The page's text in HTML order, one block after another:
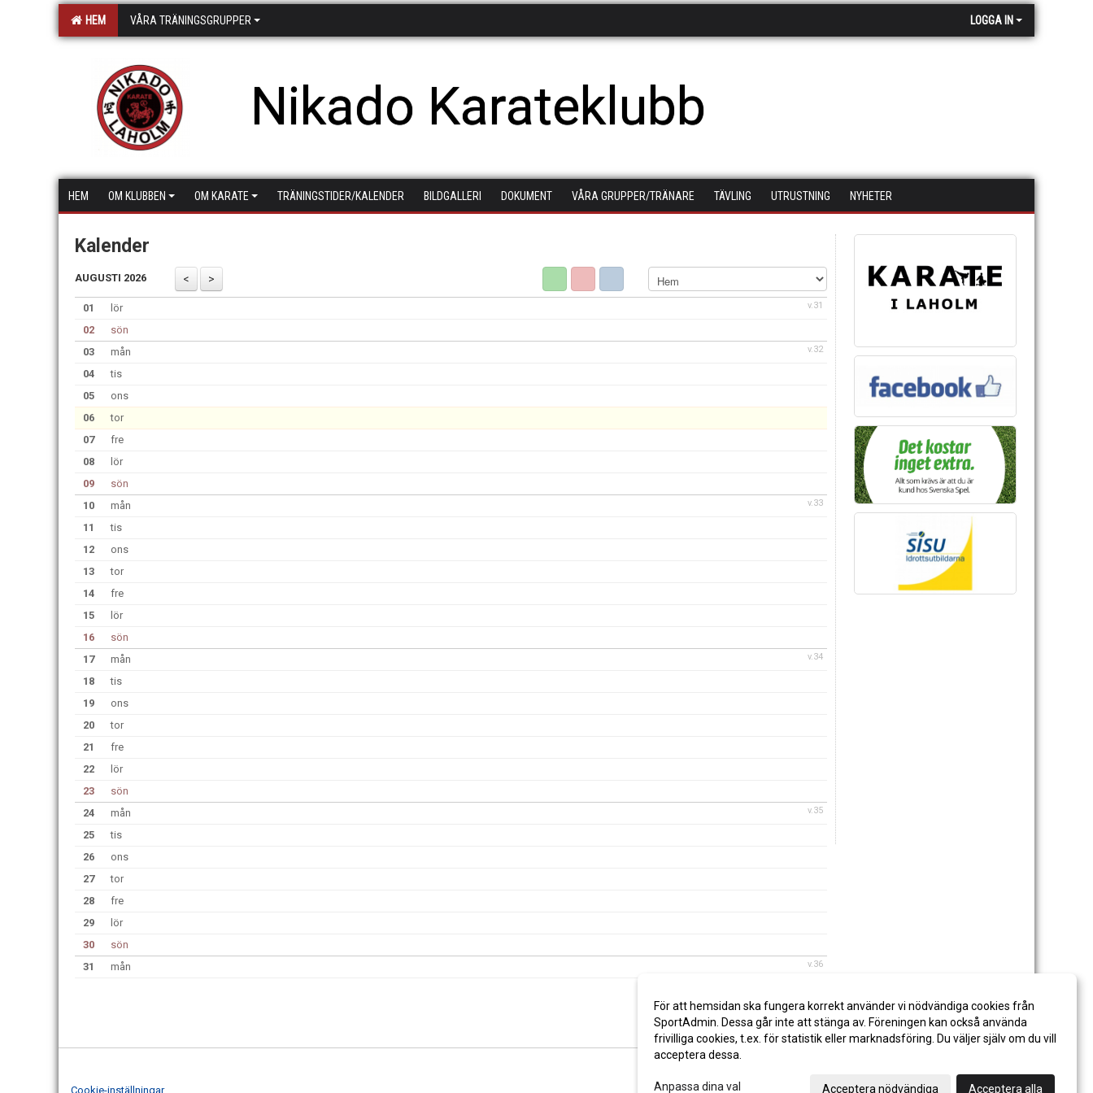
HEM VÅRA TRÄNINGSGRUPPER LOGGA IN
Nikado Karateklubb
HEM OM KLUBBEN OM KARATE TRÄNINGSTIDER/KALENDER BILDGALLERI DOKUMENT VÅRA GRUPPER/TRÄNARE TÄVLING UTRUSTNING NYHETER
Kalender
AUGUSTI 2026
v.31
01
lör
02
sön
v.32
03
mån
04
tis
05
ons
06
tor
07
fre
08
lör
09
sön
v.33
10
mån
11
tis
12
ons
13
tor
14
fre
15
lör
16
sön
v.34
17
mån
18
tis
19
ons
20
tor
21
fre
22
lör
23
sön
v.35
24
mån
25
tis
26
ons
27
tor
28
fre
29
lör
30
sön
v.36
31 mån
Cookie-inställningar
För att hemsidan ska fungera korrekt använder vi nödvändiga cookies från
SportAdmin. Dessa går inte att stänga av. Föreningen kan också använda
frivilliga cookies, t.ex. för statistik eller marknadsföring. Du väljer själv om du vill
acceptera dessa.
Anpassa dina val Acceptera nödvändiga Acceptera alla